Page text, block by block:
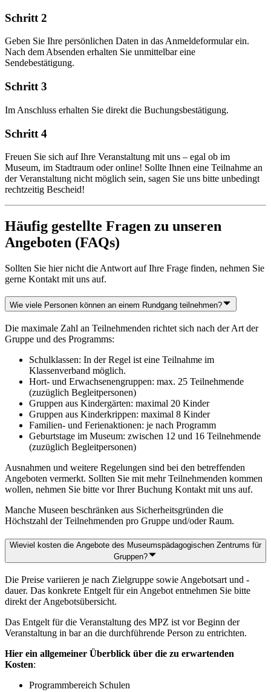
Schritt 2
Geben Sie Ihre persönlichen Daten in das Anmeldeformular ein.
Nach dem Absenden erhalten Sie unmittelbar eine
Sendebestätigung.
Schritt 3
Im Anschluss erhalten Sie direkt die Buchungsbestätigung.
Schritt 4
Freuen Sie sich auf Ihre Veranstaltung mit uns – egal ob im
Museum, im Stadtraum oder online! Sollte Ihnen eine Teilnahme an
der Veranstaltung nicht möglich sein, sagen Sie uns bitte unbedingt
rechtzeitig Bescheid!
Häufig gestellte Fragen zu unseren
Angeboten (FAQs)
Sollten Sie hier nicht die Antwort auf Ihre Frage finden, nehmen Sie
gerne Kontakt mit uns auf.
Wie viele Personen können an einem Rundgang teilnehmen?
Die maximale Zahl an Teilnehmenden richtet sich nach der Art der
Gruppe und des Programms:
Schulklassen: In der Regel ist eine Teilnahme im
Klassenverband möglich.
Hort- und Erwachsenengruppen: max. 25 Teilnehmende
(zuzüglich Begleitpersonen)
Gruppen aus Kindergärten: maximal 20 Kinder
Gruppen aus Kinderkrippen: maximal 8 Kinder
Familien- und Ferienaktionen: je nach Programm
Geburtstage im Museum: zwischen 12 und 16 Teilnehmende
(zuzüglich Begleitpersonen)
Ausnahmen und weitere Regelungen sind bei den betreffenden
Angeboten vermerkt. Sollten Sie mit mehr Teilnehmenden kommen
wollen, nehmen Sie bitte vor Ihrer Buchung Kontakt mit uns auf.
Manche Museen beschränken aus Sicherheitsgründen die
Höchstzahl der Teilnehmenden pro Gruppe und/oder Raum.
Wieviel kosten die Angebote des Museumspädagogischen Zentrums für
Gruppen?
Die Preise variieren je nach Zielgruppe sowie Angebotsart und -
dauer. Das konkrete Entgelt für ein Angebot entnehmen Sie bitte
direkt der Angebotsübersicht.
Das Entgelt für die Veranstaltung des MPZ ist vor Beginn der
Veranstaltung in bar an die durchführende Person zu entrichten.
Hier ein allgemeiner Überblick über die zu erwartenden
Kosten:
Programmbereich Schulen